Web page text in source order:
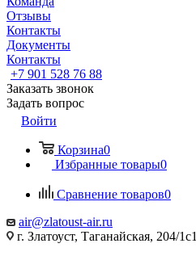
Отзывы
Контакты
Документы
Контакты
+7 901 528 76 88
Заказать звонок
Задать вопрос
Войти
Корзина0
Избранные товары0
Сравнение товаров0
air@zlatoust-air.ru
г. Златоуст, Таганайская, 204/1с1